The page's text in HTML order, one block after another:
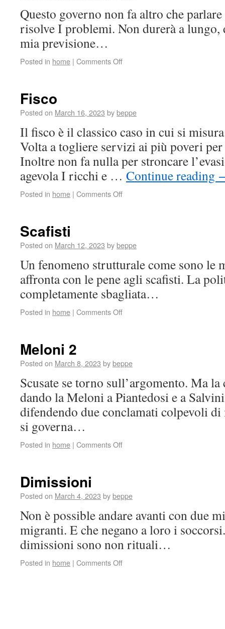
Questo governo non fa altro che
risolve I problemi. Non durerà a lungo,
mia previsione…
Posted in home | Comments Off
Fisco
Posted on March 16, 2023 bybeppe
Il fisco è il classico caso in cui si
Volta a togliere servizi ai più poveri
Inoltre non fa nulla per stroncare
agevola I ricchi e … Continue reading
Posted in home | Comments Off
Scafisti
Posted on March 12, 2023 bybeppe
Un fenomeno strutturale come sono le
affronta con le pene agli scafisti. La
completamente sbagliata…
Posted in home | Comments Off
Meloni 2
Posted on March 8, 2023 bybeppe
Scusate se torno sull’argomento. Ma la
dando la Meloni a Piantedosi e a
difendendo due conclamati colpevoli di
si governa…
Posted in home | Comments Off
Dimissioni
Posted on March 4, 2023 bybeppe
Non è possible andare avanti con due
migranti. E che negano a loro i
dimissioni sono non rituali…
Posted in home | Comments Off